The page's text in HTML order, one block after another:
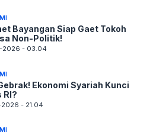
Bayangan Siap Gaet Tokoh
Non-Politik!
- 03.04
Ekonomi Syariah Kunci
RI?
- 21.04